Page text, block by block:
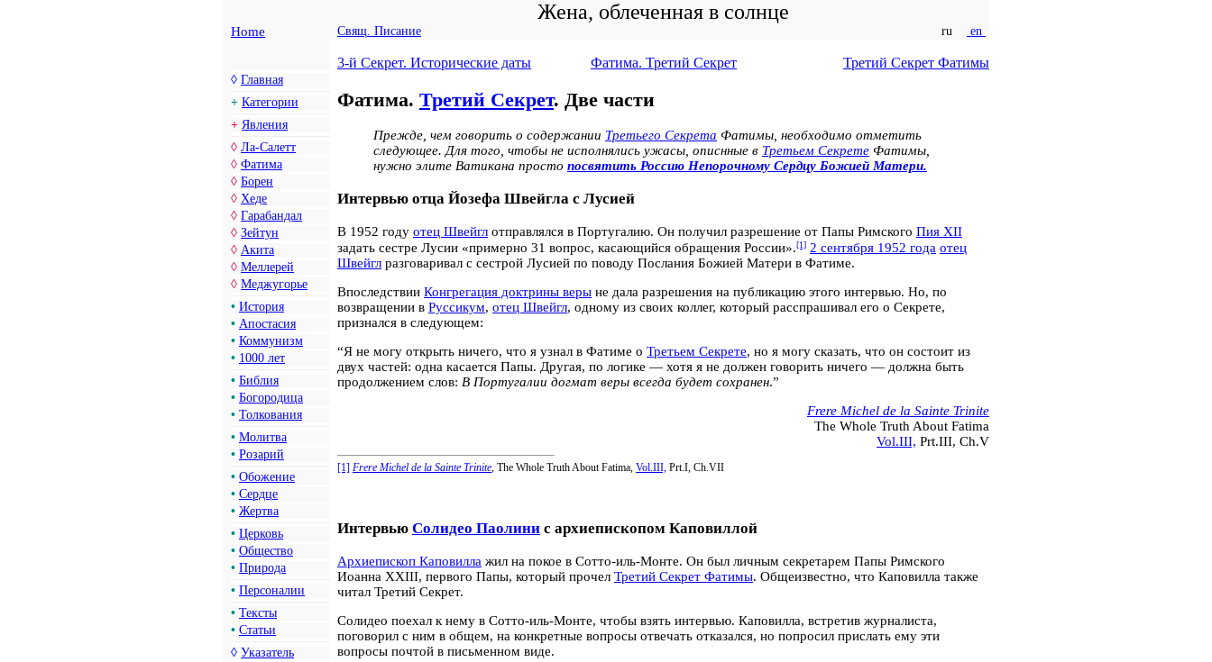
Жена, облеченная в солнце
Home Свящ. Писание ru en
◊ Главная
+ Категории
+ Явления
◊ Ла-Салетт
◊ Фатима
◊ Борен
◊ Хеде
◊ Гарабандал
◊ Зейтун
◊ Акита
◊ Меллерей
◊ Меджугорье
• История
• Апостасия
• Коммунизм
• 1000 лет
• Библия
• Богородица
• Толкования
• Молитва
• Розарий
• Обожение
• Сердце
• Жертва
• Церковь
• Общество
• Природа
• Персоналии
• Тексты
• Статьи
◊ Указатель
3-й Секрет. Исторические даты Фатима. Третий Секрет Третий Секрет Фатимы
Фатима. Третий Секрет. Две части
Прежде, чем говорить о содержании Третьего Секрета Фатимы, необходимо отметить
следующее. Для того, чтобы не исполнялись ужасы, описнные в Третьем Секрете Фатимы,
нужно элите Ватикана просто посвятить Россию Непорочному Сердцу Божией Матери.
Интервью отца Йозефа Швейгла с Лусией
В 1952 году отец Швейгл отправлялся в Португалию. Он получил разрешение от Папы Римского Пия XII
задать сестре Лусии «примерно 31 вопрос, касающийся обращения России».[1] 2 сентября 1952 года отец
Швейгл разговаривал с сестрой Лусией по поводу Послания Божией Матери в Фатиме.
Впоследствии Конгрегация доктрины веры не дала разрешения на публикацию этого интервью. Но, по
возвращении в Руссикум, отец Швейгл, одному из своих коллег, который расспрашивал его о Секрете,
признался в следующем:
“Я не могу открыть ничего, что я узнал в Фатиме о Третьем Секрете, но я могу сказать, что он состоит из
двух частей: одна касается Папы. Другая, по логике — хотя я не должен говорить ничего — должна быть
продолжением слов: В Португалии догмат веры всегда будет сохранен.”
Frere Michel de la Sainte Trinite
The Whole Truth About Fatima
Vol.III, Prt.III, Ch.V
[1] Frere Michel de la Sainte Trinite, The Whole Truth About Fatima, Vol.III, Prt.I, Ch.VII
Интервью Солидео Паолини с архиепископом Каповиллой
Архиепископ Каповилла жил на покое в Сотто-иль-Монте. Он был личным секретарем Папы Римского
Иоанна XXIII, первого Папы, который прочел Третий Секрет Фатимы. Общеизвестно, что Каповилла также
читал Третий Секрет.
Солидео поехал к нему в Сотто-иль-Монте, чтобы взять интервью. Каповилла, встретив журналиста,
поговорил с ним в общем, на конкретные вопросы отвечать отказался, но попросил прислать ему эти
вопросы почтой в письменном виде.